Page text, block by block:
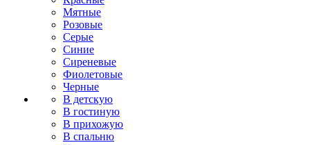
Мятные
Розовые
Серые
Синие
Сиреневые
Фиолетовые
Черные
В детскую
В гостиную
В прихожую
В спальню